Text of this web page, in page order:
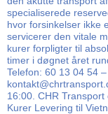
specialiserede
hvor forsinkelser ikke
servicerer den vitale
kurer forpligter til
timer i døgnet året
Telefon: 60 13 04 54
16:00. CHR
Kurer Levering til